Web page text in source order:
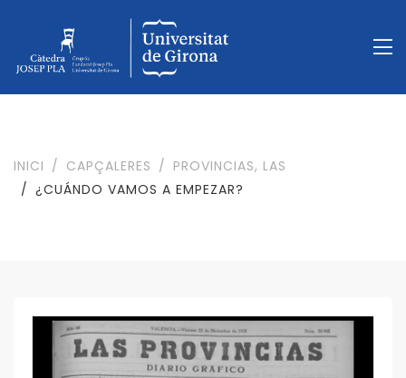
INICI CAPÇALERES
PROVINCIAS, LAS
¿CUÁNDO VAMOS A EMPEZAR?